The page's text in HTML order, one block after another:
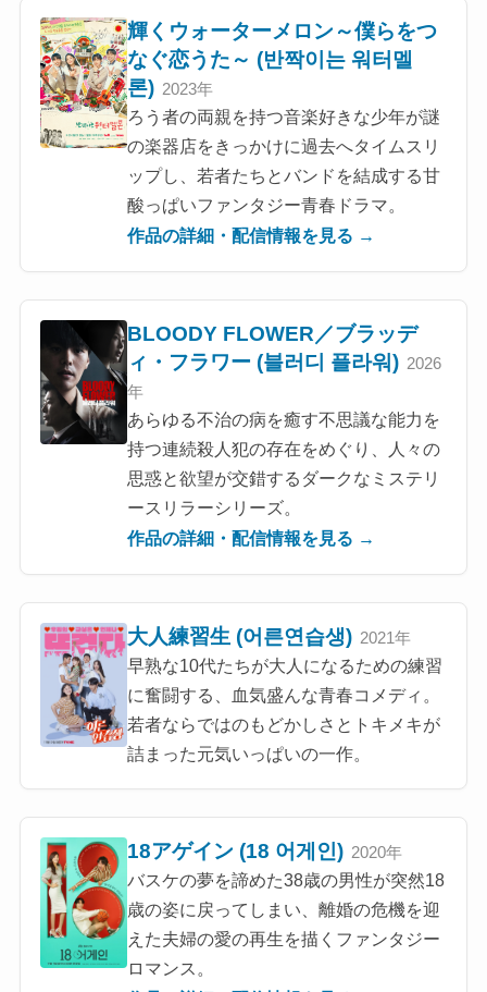
輝くウォーターメロン～僕らをつ
なぐ恋うた～ (반짝이는 워터멜
론) 2023年
ろう者の両親を持つ音楽好きな少年が謎
の楽器店をきっかけに過去へタイムスリ
ップし、若者たちとバンドを結成する甘
酸っぱいファンタジー青春ドラマ。
作品の詳細・配信情報を見る →
BLOODY FLOWER／ブラッデ
ィ・フラワー (블러디 플라워) 2026
年
あらゆる不治の病を癒す不思議な能力を
持つ連続殺人犯の存在をめぐり、人々の
思惑と欲望が交錯するダークなミステリ
ースリラーシリーズ。
作品の詳細・配信情報を見る →
大人練習生 (어른연습생) 2021年
早熟な10代たちが大人になるための練習
に奮闘する、血気盛んな青春コメディ。
若者ならではのもどかしさとトキメキが
詰まった元気いっぱいの一作。
18アゲイン (18 어게인) 2020年
バスケの夢を諦めた38歳の男性が突然18
歳の姿に戻ってしまい、離婚の危機を迎
えた夫婦の愛の再生を描くファンタジー
ロマンス。